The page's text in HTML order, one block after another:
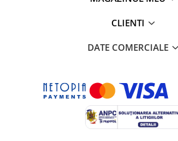
CLIENTI
DATE COMERCIALE